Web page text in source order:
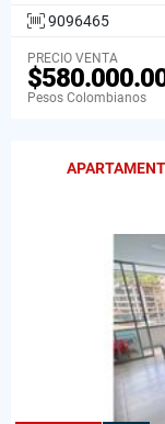
9096465
PRECIO VENTA
Pesos Colombianos